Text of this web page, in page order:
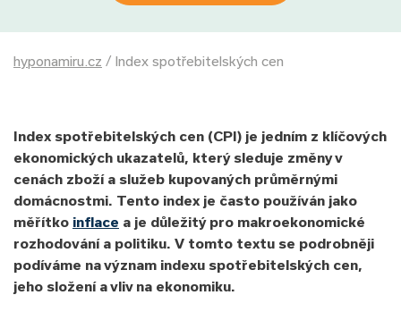
hyponamiru.cz / Index spotřebitelských cen
Index spotřebitelských cen (CPI) je jedním z klíčových
ekonomických ukazatelů, který sleduje změny v
cenách zboží a služeb kupovaných průměrnými
domácnostmi. Tento index je často používán jako
měřítko inflace a je důležitý pro makroekonomické
rozhodování a politiku. V tomto textu se podrobněji
podíváme na význam indexu spotřebitelských cen,
jeho složení a vliv na ekonomiku.